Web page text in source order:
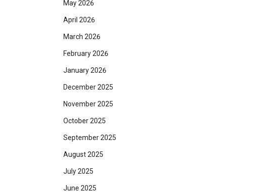
May 2026
April 2026
March 2026
February 2026
January 2026
December 2025
November 2025
October 2025
September 2025
August 2025
July 2025
June 2025